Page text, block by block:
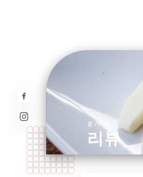
홈 /리뷰
리뷰